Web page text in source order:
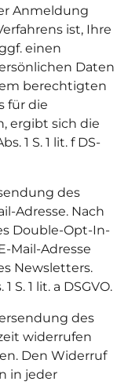
Anmeldung
ist, Ihre
einen
Daten
berechtigten
für die
ergibt sich die
1 S. 1 lit. f DS-
des
Adresse. Nach
Double-Opt-In-
Mail-Adresse
Newsletters.
S. 1 lit. a DSGVO.
des
widerrufen
Den Widerruf
in jeder